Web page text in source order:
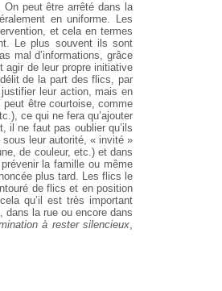
peut être arrêté dans la
en uniforme. Les
et cela en termes
Le plus souvent ils sont
mal d’informations, grâce
agir de leur propre initiative
de la part des flics, par
leur action, mais en
peut être courtoise, comme
ce qui ne fera qu’ajouter
il ne faut pas oublier qu’ils
leur autorité, « invité »
de couleur, etc.) et dans
la famille ou même
plus tard. Les flics le
de flics et en position
qu’il est très important
dans la rue ou encore dans
à rester silencieux,